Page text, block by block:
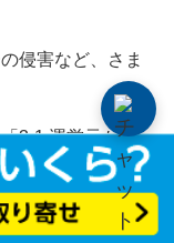
侵害など、さま
3-1.運営元が信
報 や、
プライバ
す。